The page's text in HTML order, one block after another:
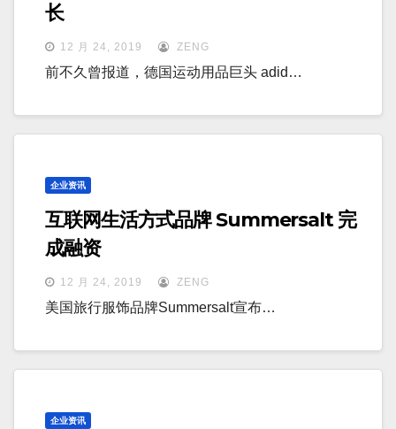
长
12 月 24, 2019 ZENG
前不久曾报道，德国运动用品巨头 adid…
企业资讯
互联网生活方式品牌 Summersalt 完
成融资
12 月 24, 2019 ZENG
美国旅行服饰品牌Summersalt宣布…
企业资讯